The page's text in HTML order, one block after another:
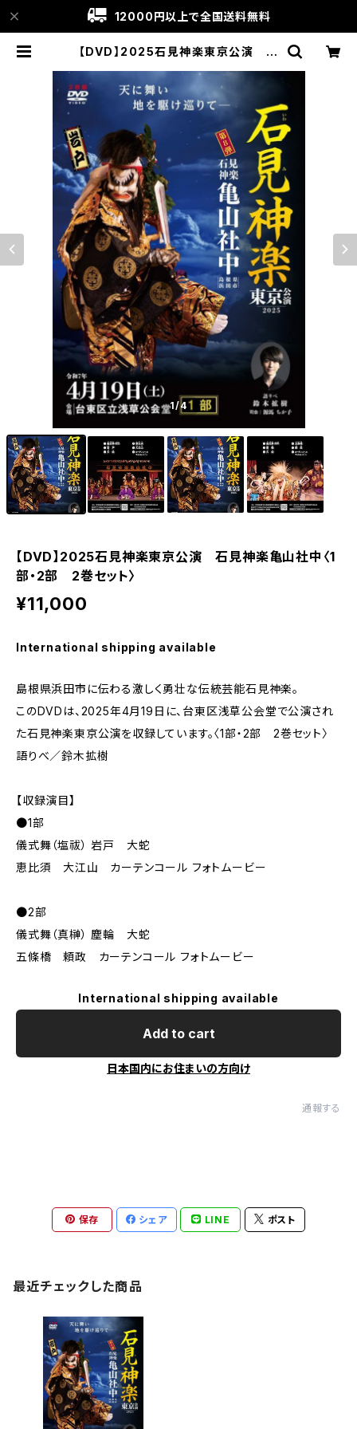
12000円以上で全国送料無料
【DVD】2025石見神楽東京公演 石
ト〉 | 石見神楽グッズ通販│Kagura
goyomi〔神楽暦〕
1/4
【DVD】2025石見神楽東京公演 石見神楽亀山社中〈1
部・2部 2巻セット〉
¥11,000
International shipping available
島根県浜田市に伝わる激しく勇壮な伝統芸能石見神楽。
このDVDは、2025年4月19日に、台東区浅草公会堂で公演され
た石見神楽東京公演を収録しています。〈1部・2部 2巻セット〉
語りべ／鈴木拡樹
【収録演目】
●1部
儀式舞（塩祓） 岩戸 大蛇
恵比須 大江山 カーテンコール フォトムービー
●2部
儀式舞（真榊） 塵輪 大蛇
五條橋 頼政 カーテンコール フォトムービー
International shipping available
Add to cart
日本国内にお住まいの方向け
通報する
保存 シェア LINE ポスト
最近チェックした商品